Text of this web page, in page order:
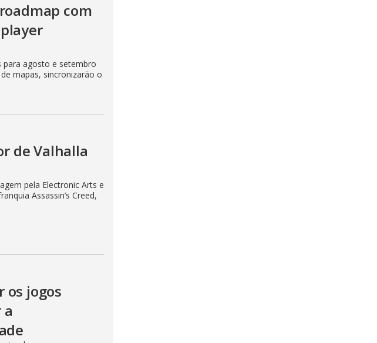
com
para agosto e setembro
mapas, sincronizarão o
de Valhalla
pela Electronic Arts e
Assassin’s Creed,
os jogos
a